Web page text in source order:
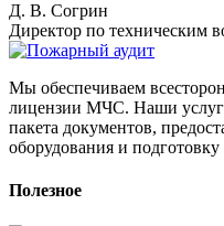
Д. В. Согрин
Директор по техническим
Мы обеспечиваем
лицензии МЧС. Наши
пакета документов,
оборудования и
Полезное